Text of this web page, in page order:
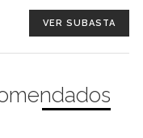
VER SUBASTA